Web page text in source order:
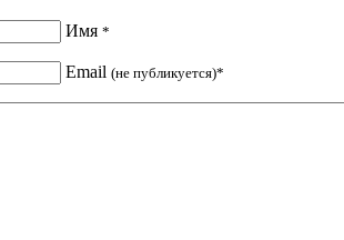
Имя *
Email (не публикуется)*